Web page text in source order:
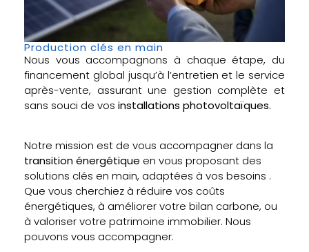
Production clés en main
Nous vous accompagnons à chaque étape, du
financement global jusqu’à l’entretien et le service
après-vente, assurant une gestion complète et
sans souci de vos installations photovoltaïques.
Notre mission est de vous accompagner dans la
transition énergétique en vous proposant des
solutions clés en main, adaptées à vos besoins .
Que vous cherchiez à réduire vos coûts
énergétiques, à améliorer votre bilan carbone, ou
à valoriser votre patrimoine immobilier. Nous
pouvons vous accompagner.